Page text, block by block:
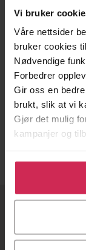
Vi bruker
Våre nettsider
bruker cookies
Nødvendige
Forbedrer
Gir oss en
brukt, slik at vi
Gjør det mulig
kampanjer og
Klikk på «Godta
bruke cookies
tilpasse ditt
118,-
The Car
Zoe Brisby
EBOK
Om Ebok.no